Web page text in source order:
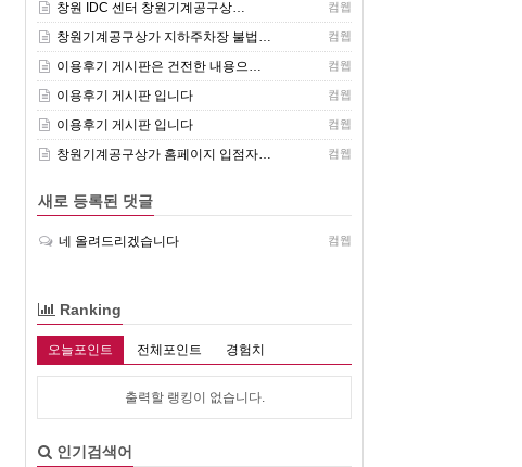
창원 IDC 센터 창원기계공구상… 컴웹
창원기계공구상가 지하주차장 불법… 컴웹
이용후기 게시판은 건전한 내용으… 컴웹
이용후기 게시판 입니다 컴웹
이용후기 게시판 입니다 컴웹
창원기계공구상가 홈페이지 입점자… 컴웹
새로 등록된 댓글
네 올려드리겠습니다 컴웹
Ranking
오늘포인트 전체포인트 경험치
출력할 랭킹이 없습니다.
인기검색어